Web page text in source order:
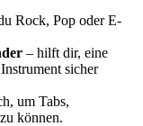
Rock, Pop oder E-
– hilft dir, eine
sicher
um Tabs,
können.